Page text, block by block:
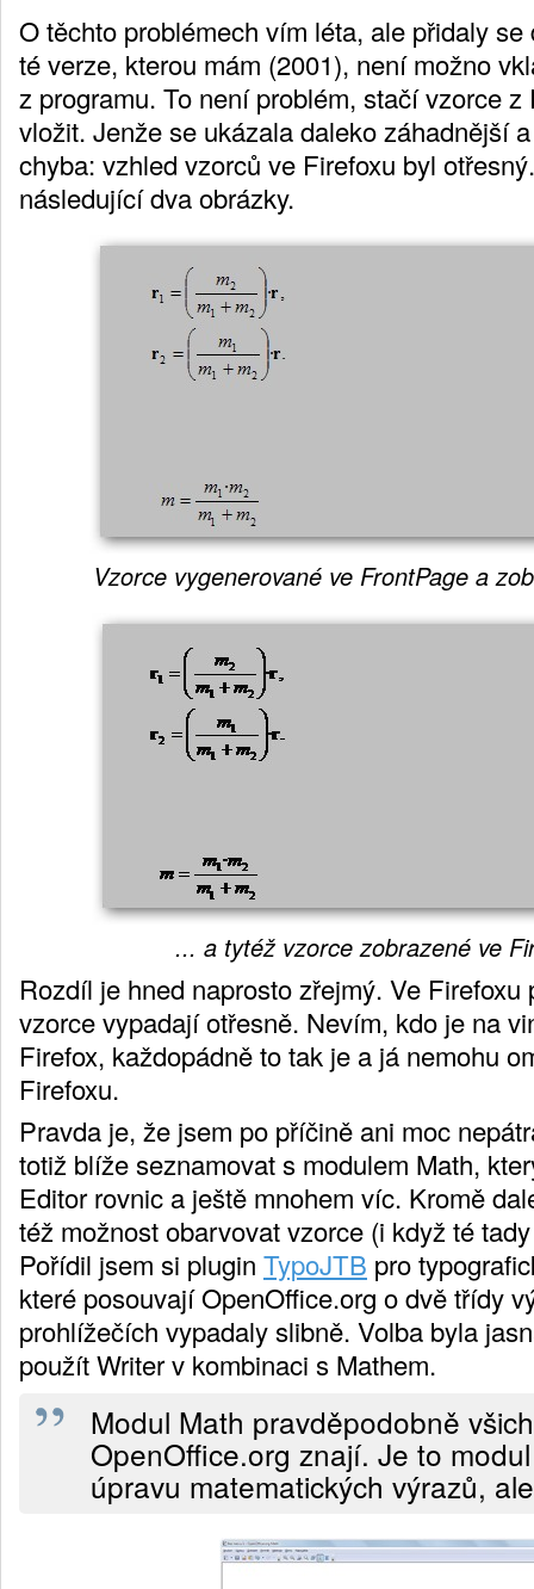
O těchto problémech vím léta, ale přidaly
té verze, kterou mám (2001), není možno
z programu. To není problém, stačí vzorce
vložit. Jenže se ukázala daleko záhadnější
chyba: vzhled vzorců ve Firefoxu byl
následující dva obrázky.
Vzorce vygenerované ve FrontPage a
... a tytéž vzorce zobrazené ve
Rozdíl je hned naprosto zřejmý. Ve Firefoxu
vzorce vypadají otřesně. Nevím, kdo je na
Firefox, každopádně to tak je a já nemohu
Firefoxu.
Pravda je, že jsem po příčině ani moc
totiž blíže seznamovat s modulem Math,
Editor rovnic a ještě mnohem víc. Kromě
též možnost obarvovat vzorce (i když té
Pořídil jsem si plugin TypoJTB pro
které posouvají OpenOffice.org o dvě třídy
prohlížečích vypadaly slibně. Volba byla
použít Writer v kombinaci s Mathem.
Modul Math pravděpodobně
OpenOffice.org znají. Je to
úpravu matematických výrazů,